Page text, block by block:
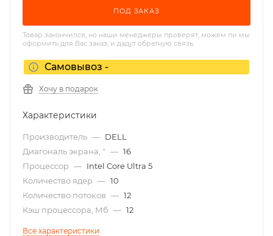
ПОД ЗАКАЗ
Товар закончился, но наши менеджеры проверят, можем ли мы
оформить для Вас заказ, и дадут обратную связь.
Самовывоз -
Хочу в подарок
Характеристики
Производитель — DELL
Диагональ экрана, " — 16
Процессор — Intel Core Ultra 5
Количество ядер — 10
Количество потоков — 12
Кэш процессора, Мб — 12
Все характеристики